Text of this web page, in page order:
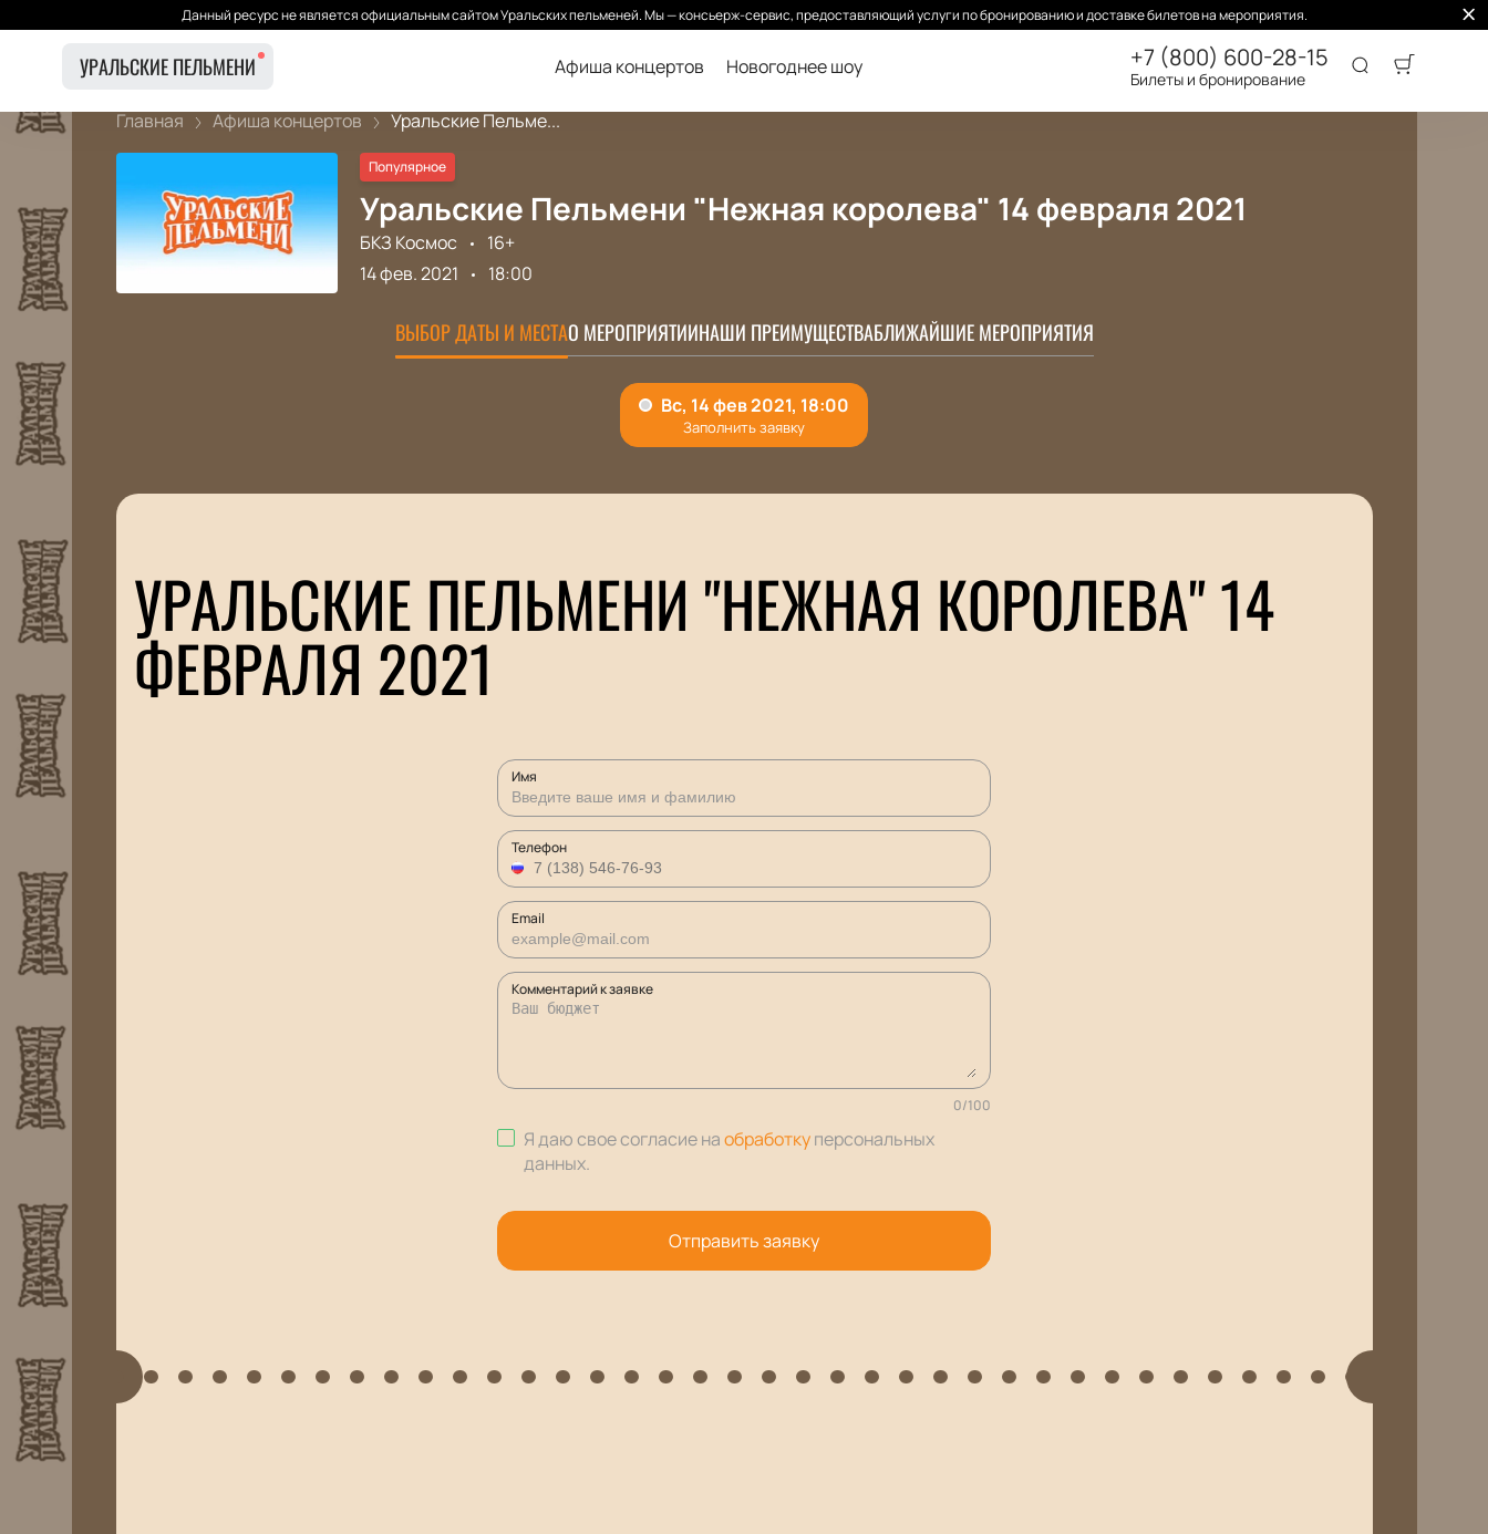
Данный ресурс не является официальным сайтом Уральских пельменей. Мы — консьерж-сервис, предоставляющий услуги по бронированию и доставке билетов на мероприятия.
УРАЛЬСКИЕ ПЕЛЬМЕНИ Афиша концертов Новогоднее шоу +7 (800) 600-28-15
Билеты и бронирование
Главная Афиша концертов Уральские Пельме...
Популярное
Уральские Пельмени "Нежная королева" 14 февраля 2021
БКЗ Космос
16+
14 фев. 2021
18:00
ВЫБОР ДАТЫ И МЕСТАО МЕРОПРИЯТИИНАШИ ПРЕИМУЩЕСТВАБЛИЖАЙШИЕ МЕРОПРИЯТИЯ
УРАЛЬСКИЕ ПЕЛЬМЕНИ "НЕЖНАЯ КОРОЛЕВА" 14
ФЕВРАЛЯ 2021
Имя
Телефон
Email
Комментарий к заявке
0/100
Я даю свое согласие наобработкуперсональных
данных.
Отправить заявку